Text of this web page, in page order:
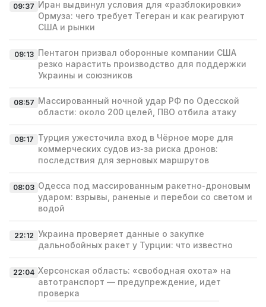
09:37 Иран выдвинул условия для «разблокировки»
Ормуза: чего требует Тегеран и как реагируют
США и рынки
09:13 Пентагон призвал оборонные компании США
резко нарастить производство для поддержки
Украины и союзников
08:57 Массированный ночной удар РФ по Одесской
области: около 200 целей, ПВО отбила атаку
08:17 Турция ужесточила вход в Чёрное море для
коммерческих судов из‑за риска дронов:
последствия для зерновых маршрутов
08:03 Одесса под массированным ракетно‑дроновым
ударом: взрывы, раненые и перебои со светом и
водой
22:12 Украина проверяет данные о закупке
дальнобойных ракет у Турции: что известно
22:04 Херсонская область: «свободная охота» на
автотранспорт — предупреждение, идет
проверка